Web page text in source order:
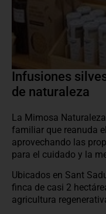
Infusiones
de naturaleza
La Mimosa
familiar que reanuda
aprovechando las
para el cuidado y la
Ubicados en Sant
finca de casi 2
agricultura